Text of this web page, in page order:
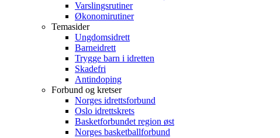
Varslingsrutiner
Økonomirutiner
Temasider
Ungdomsidrett
Barneidrett
Trygge barn i idretten
Skadefri
Antindoping
Forbund og kretser
Norges idrettsforbund
Oslo idrettskrets
Basketforbundet region øst
Norges basketballforbund